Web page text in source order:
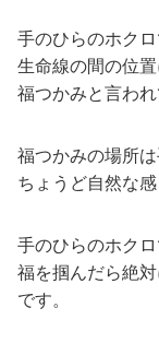
手のひらのホク
生命線の間の位
福つかみと言われ
福つかみの場所
ちょうど自然な
手のひらのホク
福を掴んだら絶
です。